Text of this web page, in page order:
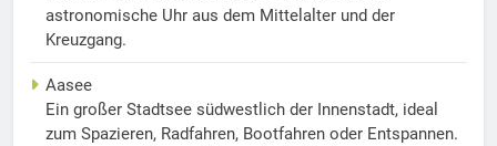
astronomische Uhr aus dem Mittelalter und der
Kreuzgang.
Aasee
Ein großer Stadtsee südwestlich der Innenstadt, ideal
zum Spazieren, Radfahren, Bootfahren oder Entspannen.